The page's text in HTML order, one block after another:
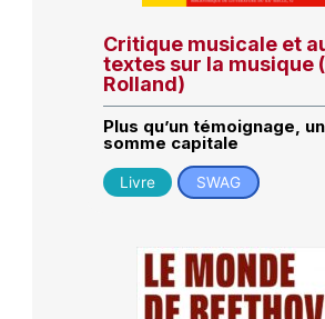
Critique musicale et
textes sur la musique
Rolland)
Plus qu’un témoignage,
somme capitale
Livre SWAG